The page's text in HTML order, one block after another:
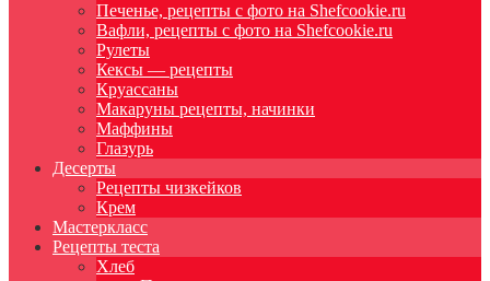
Печенье, рецепты с фото на Shefcookie.ru
Вафли, рецепты с фото на Shefcookie.ru
Рулеты
Кексы — рецепты
Круассаны
Макаруны рецепты, начинки
Маффины
Глазурь
Десерты
Рецепты чизкейков
Крем
Мастеркласс
Рецепты теста
Хлеб